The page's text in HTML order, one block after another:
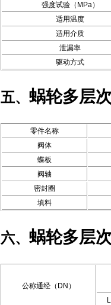
强度试验（MPa）
适用温度
适用介质
泄漏率
驱动方式
五、 蜗轮多层
零件名称
阀体
蝶板
阀轴
密封圈
填料
六、 蜗轮多层
公称通经（DN）
L